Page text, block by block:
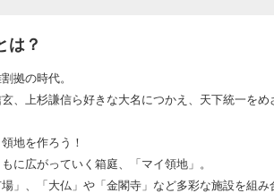
は？
拠の時代。
、上杉謙信ら好きな大名につかえ、天下統一をめ
地を作ろう！
に広がっていく箱庭、「マイ領地」。
場」、「大仏」や「金閣寺」など多彩な施設を組